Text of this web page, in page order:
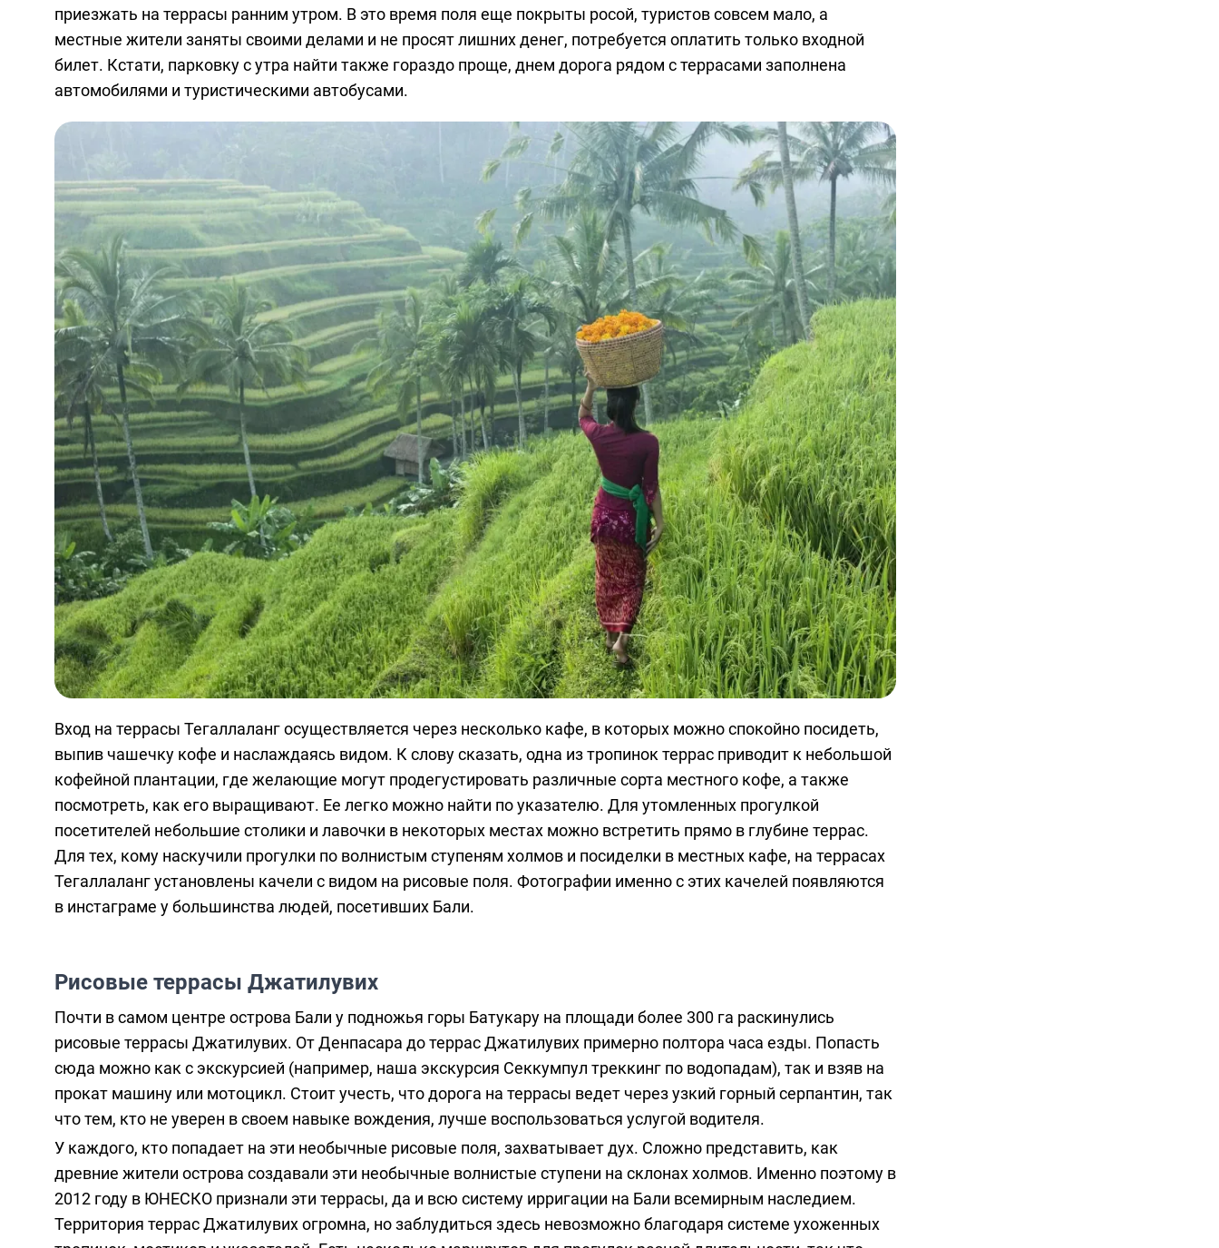
приезжать на террасы ранним утром. В это время поля еще покрыты росой, туристов совсем мало, а
местные жители заняты своими делами и не просят лишних денег, потребуется оплатить только входной
билет. Кстати, парковку с утра найти также гораздо проще, днем дорога рядом с террасами заполнена
автомобилями и туристическими автобусами.
Вход на террасы Тегаллаланг осуществляется через несколько кафе, в которых можно спокойно посидеть,
выпив чашечку кофе и наслаждаясь видом. К слову сказать, одна из тропинок террас приводит к небольшой
кофейной плантации, где желающие могут продегустировать различные сорта местного кофе, а также
посмотреть, как его выращивают. Ее легко можно найти по указателю. Для утомленных прогулкой
посетителей небольшие столики и лавочки в некоторых местах можно встретить прямо в глубине террас.
Для тех, кому наскучили прогулки по волнистым ступеням холмов и посиделки в местных кафе, на террасах
Тегаллаланг установлены качели с видом на рисовые поля. Фотографии именно с этих качелей появляются
в инстаграме у большинства людей, посетивших Бали.
Рисовые террасы Джатилувих
Почти в самом центре острова Бали у подножья горы Батукару на площади более 300 га раскинулись
рисовые террасы Джатилувих. От Денпасара до террас Джатилувих примерно полтора часа езды. Попасть
сюда можно как с экскурсией (например, наша экскурсия Секкумпул треккинг по водопадам), так и взяв на
прокат машину или мотоцикл. Стоит учесть, что дорога на террасы ведет через узкий горный серпантин, так
что тем, кто не уверен в своем навыке вождения, лучше воспользоваться услугой водителя.
У каждого, кто попадает на эти необычные рисовые поля, захватывает дух. Сложно представить, как
древние жители острова создавали эти необычные волнистые ступени на склонах холмов. Именно поэтому в
2012 году в ЮНЕСКО признали эти террасы, да и всю систему ирригации на Бали всемирным наследием.
Территория террас Джатилувих огромна, но заблудиться здесь невозможно благодаря системе ухоженных